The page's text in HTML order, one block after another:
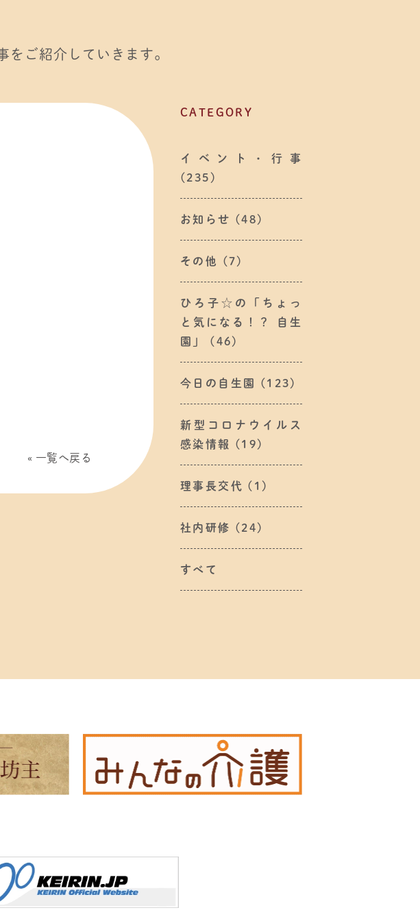
をご紹介していきます。
CATEGORY
イベント・行事
(235)
お知らせ (48)
その他 (7)
ひろ子☆の「ちょっ
と気になる！？ 自生
園」
(46)
今日の自生園 (123)
新型コロナウイルス
感染情報
(19)
理事長交代 (1)
社内研修 (24)
すべて
一覧へ戻る